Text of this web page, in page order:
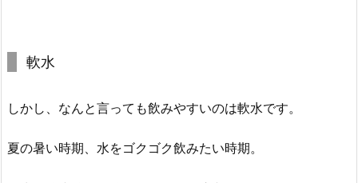
軟水
しかし、なんと言っても飲みやすいのは軟水です。
夏の暑い時期、水をゴクゴク飲みたい時期。